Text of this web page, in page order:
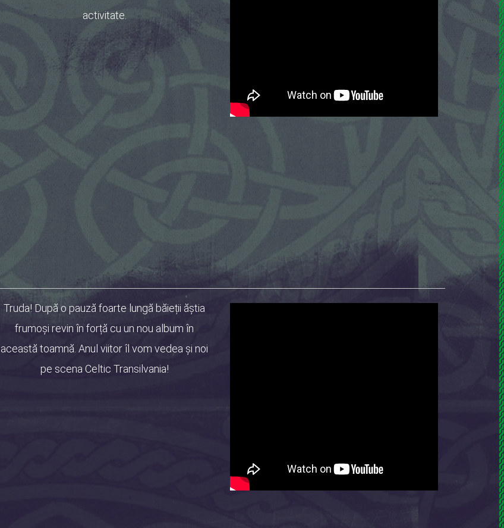
activitate.
Truda! După o pauză foarte lungă băieții ăștia
frumoși revin în forță cu un nou album în
această toamnă. Anul viitor îl vom vedea și noi
pe scena Celtic Transilvania!